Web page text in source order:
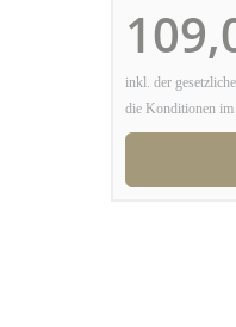
inkl. der
die Konditionen